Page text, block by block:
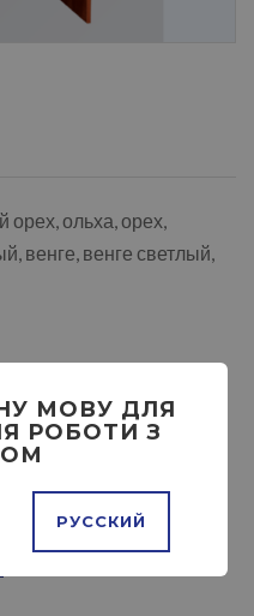
ольха, орех,
венге, венге светлый,
МОВУ ДЛЯ
РОБОТИ З
РУССКИЙ